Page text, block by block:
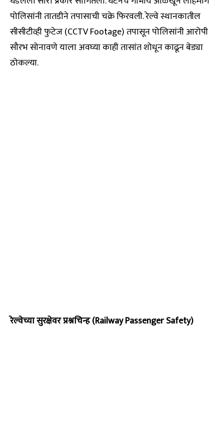
पोलिसांनी तातडीने तपासाची चक्रे फिरवली. रेल्वे स्थानकातील
सीसीटीव्ही फुटेज (CCTV Footage) तपासून पोलिसांनी आरोपी
सौरभ सोनावणे याला अवघ्या काही तासांत शोधून काढून बेड्या
ठोकल्या.
रेल्वेच्या सुरक्षेवर प्रश्नचिन्ह (Railway Passenger Safety)